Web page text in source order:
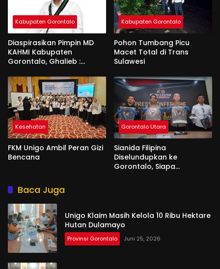
Kabupaten Gorontalo
Diaspirasikan Pimpin MD
KAHMI Kabupaten
Gorontalo, Ghalieb :
Kabupaten Gorontalo
Pohon Tumbang Picu
Macet Total di Trans
Sulawesi
Kesehatan
FKM Unigo Ambil Peran Gizi
Bencana
Gorontalo Utara
Sianida Filipina
Diselundupkan ke
Gorontalo, Siapa
Baca Juga
Unigo Klaim Masih Kelola 10 Ribu Hektare
Hutan Dulamayo
Provinsi Gorontalo Juni 25, 2026